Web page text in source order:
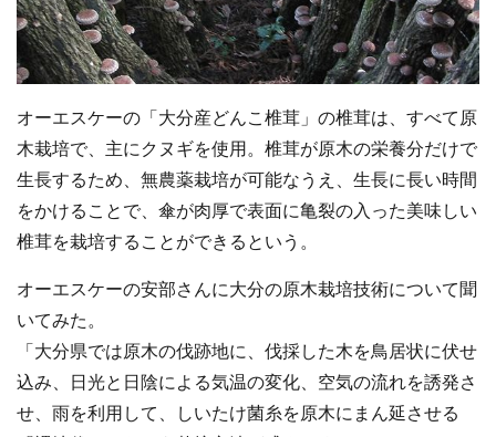
オーエスケーの「大分産どんこ椎茸」の椎茸は、すべて原
木栽培で、主にクヌギを使用。椎茸が原木の栄養分だけで
生長するため、無農薬栽培が可能なうえ、生長に長い時間
をかけることで、傘が肉厚で表面に亀裂の入った美味しい
椎茸を栽培することができるという。
オーエスケーの安部さんに大分の原木栽培技術について聞
いてみた。
「大分県では原木の伐跡地に、伐採した木を鳥居状に伏せ
込み、日光と日陰による気温の変化、空気の流れを誘発さ
せ、雨を利用して、しいたけ菌糸を原木にまん延させる